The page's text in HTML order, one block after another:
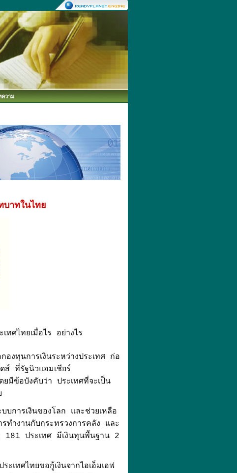
วาม
าทในไทย
ทศไทยเมื่อไร อย่างไร
นการเงินระหว่างประเทศ ก่อ
ส์ ที่รัฐนิวแฮมเชียร์
มีข้อบังคับว่า ประเทศที่จะเป็น
บการเงินของโลก และช่วยเหลือ
ทำงานกับกระทรวงการคลัง และ
181 ประเทศ มีเงินทุนพื้นฐาน 2
เทศไทยขอกู้เงินจากไอเอ็มเอฟ